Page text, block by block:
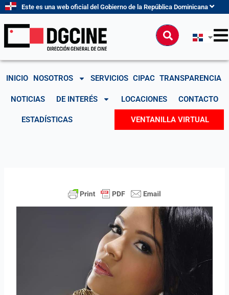
contenido
Este es una web oficial del Gobierno de la República Dominicana
Buscar
INICIO NOSOTROS SERVICIOS CIPAC TRANSPARENCIA
NOTICIAS DE INTERÉS LOCACIONES CONTACTO
ESTADÍSTICAS VENTANILLA VIRTUAL